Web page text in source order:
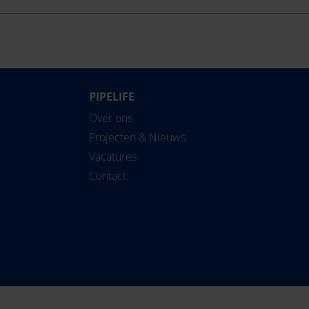
PIPELIFE
Over ons
Projecten & Nieuws
Vacatures
Contact